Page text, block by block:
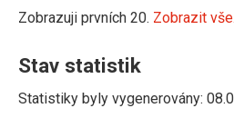
Zobrazuji prvních 20. Zobrazit vše.
Stav statistik
Statistiky byly vygenerovány: